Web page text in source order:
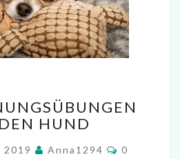
FÜR
DENHUND
2019 Anna1294
0